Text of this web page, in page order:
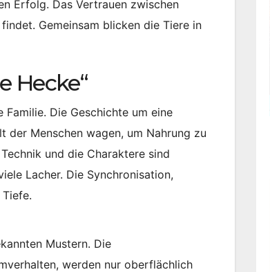
Erfolg. Das Vertrauen zwischen
Gemeinsam blicken die Tiere in
Hecke“
Die Geschichte um eine
der Menschen wagen, um Nahrung zu
und die Charaktere sind
Lacher. Die Synchronisation,
Mustern. Die
werden nur oberflächlich